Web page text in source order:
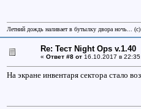
Летний дождь наливает в бутылку двора ночь...
Re: Тест Night Ops v.1.40
« Ответ #8 от16.10.2017 в
На экране инвентаря сектора стало